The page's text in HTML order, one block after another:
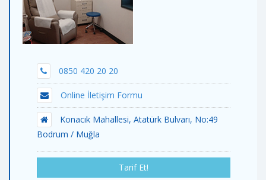
0850 420 20 20
Online İletişim Formu
Konacık Mahallesi, Atatürk Bulvarı, No:49
Bodrum / Muğla
Tarif Et!